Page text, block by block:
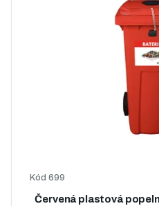
Červená plastová
Kód 699